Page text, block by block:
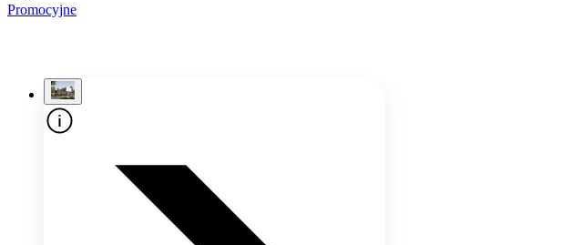
Promocyjne